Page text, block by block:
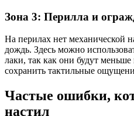
Зона 3: Перилла и
На перилах нет механической
дождь. Здесь можно
лаки, так как они будут
сохранить тактильные
Частые ошибки,
настил